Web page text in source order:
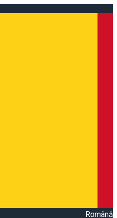
Română